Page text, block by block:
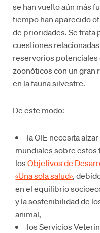
se han vuelto aún más
tiempo han aparecido
de prioridades. Se
cuestiones
reservorios
zoonóticos con un
en la fauna silvestre.
De este modo:
la OIE necesita
mundiales sobre estos
losObjetivos de
«Una sola salud»,
en el equilibrio
y la sostenibilidad de
animal,
los Servicios